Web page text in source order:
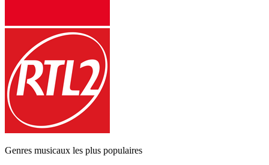
Genres musicaux les plus populaires